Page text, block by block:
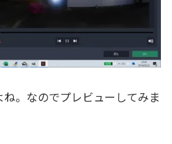
。なのでプレビューしてみま